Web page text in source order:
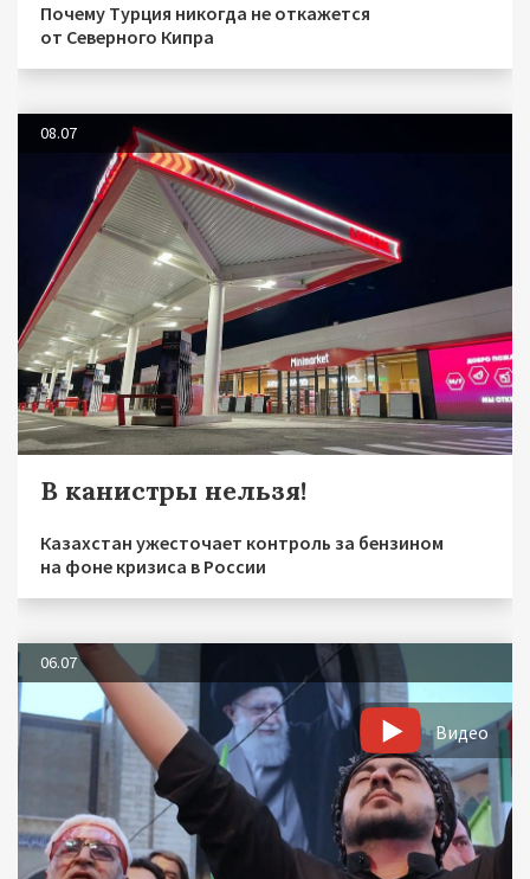
Почему Турция никогда не откажется
от Северного Кипра
08.07
В канистры нельзя!
Казахстан ужесточает контроль за бензином
на фоне кризиса в России
06.07
Видео